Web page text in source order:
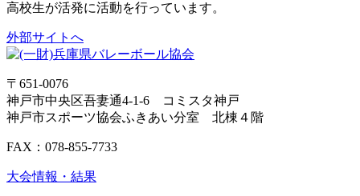
高校生が活発に活動を行っています。
外部サイトへ
〒651-0076
神戸市中央区吾妻通4-1-6 コミスタ神戸
神戸市スポーツ協会ふきあい分室 北棟４階
FAX：078-855-7733
大会情報・結果